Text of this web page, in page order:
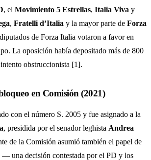
, el Movimiento 5 Estrellas, Italia Viva y
, Fratelli d’Italia y la mayor parte de Forza
de Forza Italia votaron a favor en
La oposición había depositado más de 800
obstruccionista [1].
en Comisión (2021)
con el número S. 2005 y fue asignado a la
, presidida por el senador leghista Andrea
de la Comisión asumió también el papel de
— una decisión contestada por el PD y los